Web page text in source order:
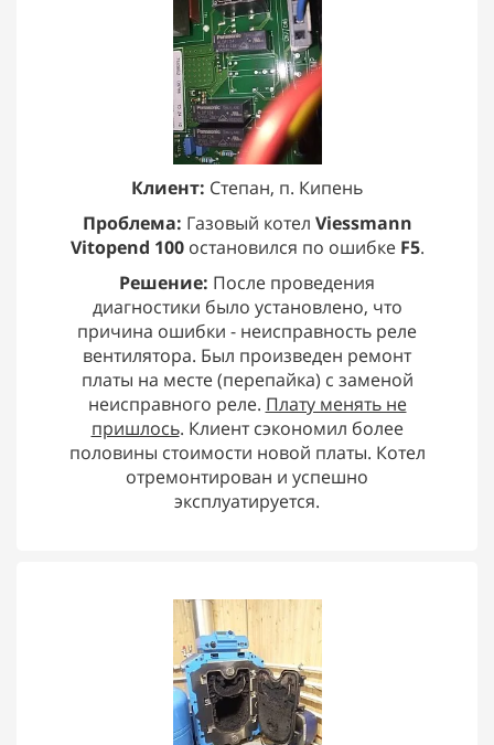
Клиент: Степан, п. Кипень
Проблема: Газовый котел Viessmann
Vitopend 100остановился по ошибке F5.
Решение: После проведения
диагностики было установлено, что
причина ошибки - неисправность реле
вентилятора. Был произведен ремонт
платы на месте (перепайка) с заменой
неисправного реле. Плату менять не
пришлось. Клиент сэкономил более
половины стоимости новой платы. Котел
отремонтирован и успешно
эксплуатируется.